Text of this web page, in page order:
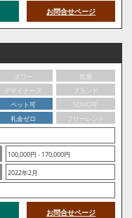
お問合せページ
タワー
低層
デザイナーズ
ブランド
ペット可
SOHO可
礼金ゼロ
フリーレント
100,000円 - 170,000円
2022年2月
お問合せページ